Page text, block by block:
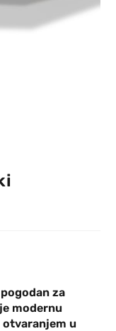
za
modernu
u